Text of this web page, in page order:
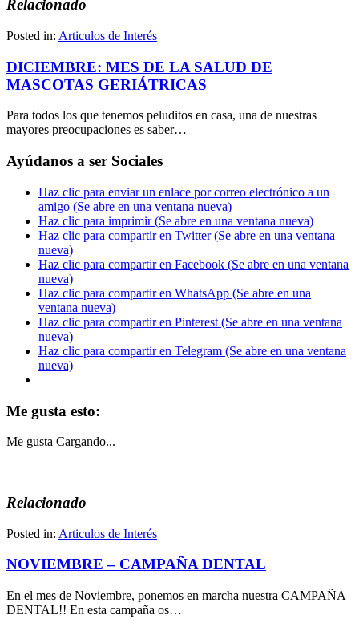
Relacionado
Posted in: Articulos de Interés
DICIEMBRE: MES DE LA SALUD DE
MASCOTAS GERIÁTRICAS
Para todos los que tenemos peluditos en casa, una de nuestras
mayores preocupaciones es saber…
Ayúdanos a ser Sociales
Haz clic para enviar un enlace por correo electrónico a un
amigo (Se abre en una ventana nueva)
Haz clic para imprimir (Se abre en una ventana nueva)
Haz clic para compartir en Twitter (Se abre en una ventana
nueva)
Haz clic para compartir en Facebook (Se abre en una ventana
nueva)
Haz clic para compartir en WhatsApp (Se abre en una
ventana nueva)
Haz clic para compartir en Pinterest (Se abre en una ventana
nueva)
Haz clic para compartir en Telegram (Se abre en una ventana
nueva)
Me gusta esto:
Me gusta Cargando...
Relacionado
Posted in: Articulos de Interés
NOVIEMBRE – CAMPAÑA DENTAL
En el mes de Noviembre, ponemos en marcha nuestra CAMPAÑA
DENTAL!! En esta campaña os…